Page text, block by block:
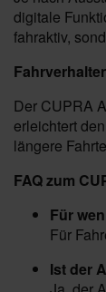
digitale
fahraktiv,
Der CUPRA
erleichtert
längere
FAQ zum
Für
Für
Ist der